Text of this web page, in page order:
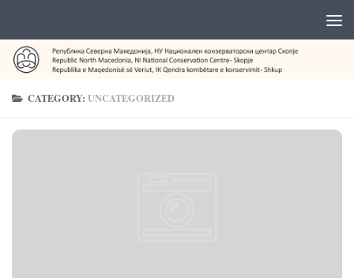
CATEGORY:UNCATEGORIZED